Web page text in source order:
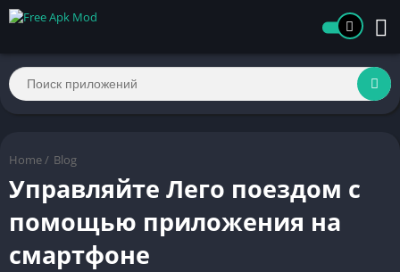
Home / Blog
Управляйте Лего поездом с
помощью приложения на
смартфоне